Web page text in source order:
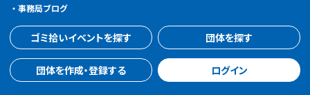
事務局ブログ
ゴミ拾いイベントを探す 団体を探す
団体を作成・登録する ログイン